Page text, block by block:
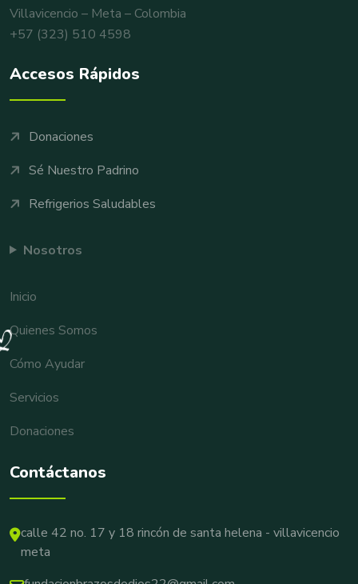
Villavicencio – Meta – Colombia
+57 (323) 510 4598
Accesos Rápidos
Donaciones
Sé Nuestro Padrino
Refrigerios Saludables
Nosotros
Inicio
Quienes Somos
Cómo Ayudar
Servicios
Donaciones
Contáctanos
calle 42 no. 17 y 18 rincón de santa helena - villavicencio
meta